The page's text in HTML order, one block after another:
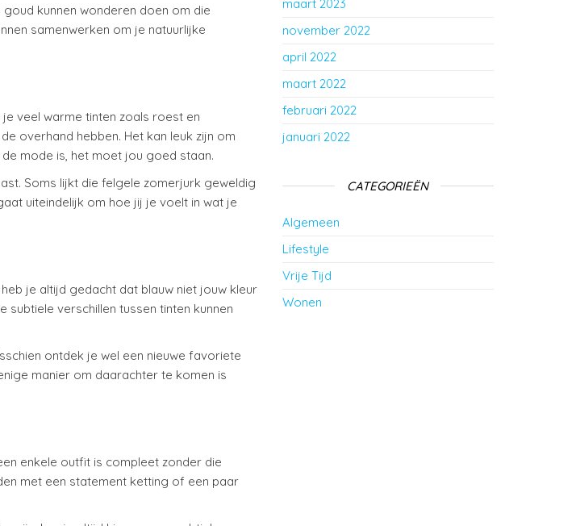
kunnen wonderen doen om die
samenwerken om je natuurlijke
veel warme tinten zoals roest en
overhand hebben. Het kan leuk zijn om
mode is, het moet jou goed staan.
Soms lijkt die felgele zomerjurk geweldig
uiteindelijk om hoe jij je voelt in wat je
je altijd gedacht dat blauw niet jouw kleur
verschillen tussen tinten kunnen
ontdek je wel een nieuwe favoriete
manier om daarachter te komen is
enkele outfit is compleet zonder die
met een statement ketting of een paar
maart 2023
november 2022
april 2022
maart 2022
februari 2022
januari 2022
CATEGORIEËN
Algemeen
Lifestyle
Vrije Tijd
Wonen